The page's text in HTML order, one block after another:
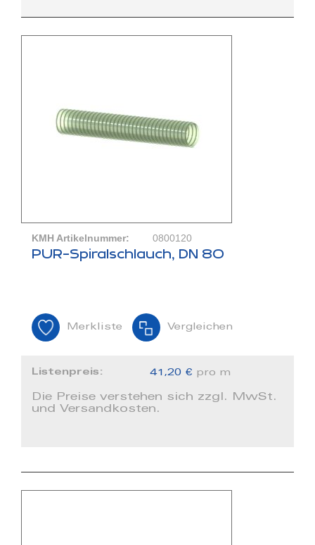
KMH Artikelnummer: 0800120
PUR-Spiralschlauch, DN 80
Merkliste Vergleichen
Listenpreis: 41,20 € pro m
Die Preise verstehen sich zzgl. MwSt.
und Versandkosten.